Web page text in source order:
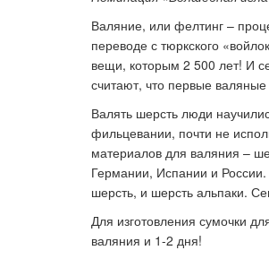
Валяние, или фелтинг –
переводе с тюркского
вещи, которым 2 500 лет! И
считают, что первые
Валять шерсть люди
фильцевании, почти не
материалов для валяния –
Германии, Испании и
шерсть, и шерсть альпаки.
Для изготовления сумочки
валяния и 1-2 дня!